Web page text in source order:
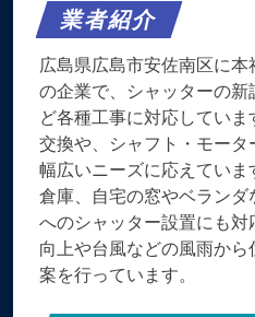
業者紹介
広島県広島市安佐南区に
の企業で、シャッターの
ど各種工事に対応してい
交換や、シャフト・モータ
幅広いニーズに応えてい
倉庫、自宅の窓やベラン
へのシャッター設置にも
向上や台風などの風雨か
案を行っています。